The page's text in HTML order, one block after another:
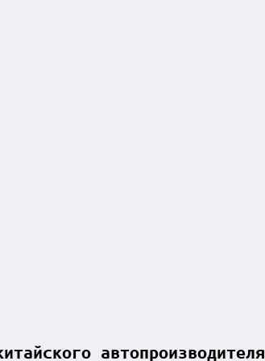
автопроизводителя